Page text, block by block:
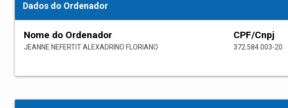
Dados do Ordenador
Nome do Ordenador
JEANNE NEFERTIT ALEXADRINO FLORIANO
CPF/Cnpj
372.584.003-20